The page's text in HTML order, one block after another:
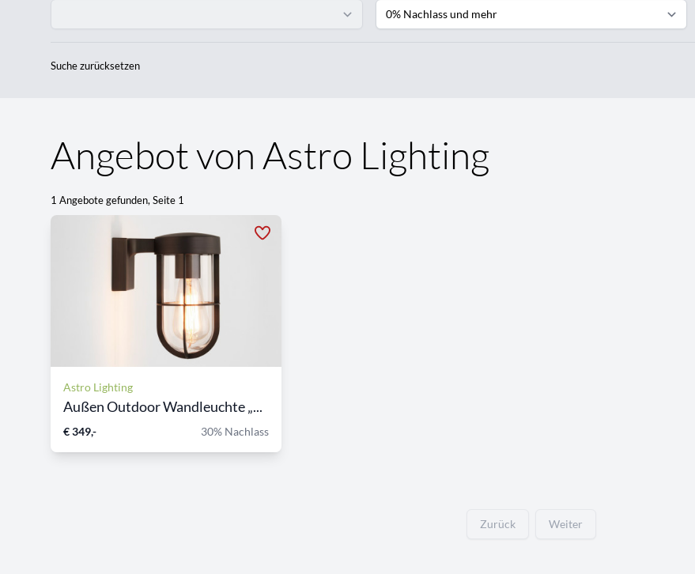
Suche zurücksetzen
Angebot von Astro Lighting
1 Angebote gefunden, Seite 1
Astro Lighting
Außen Outdoor Wandleuchte „...
€ 349,- 30% Nachlass
Zurück Weiter